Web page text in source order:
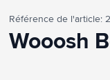
Marques
Référence de l'article:
Wooosh